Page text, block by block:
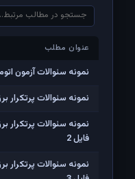
عنوان مطلب
عنوان مطلب
نمونه سئوالات آزمون
نمونه سئوالات پرتکرار برق
فایل 2